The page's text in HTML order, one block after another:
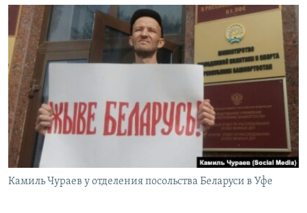
поиску
СЕВЕР.РЕАЛИИ
СИБИРЬ.РЕАЛИИ
РАСПИСАНИЕ ВЕЩАНИЯ
ПОДПИШИТЕСЬ НА РАССЫЛКУ
СОЦИАЛЬНЫЕ СЕТИ
Камиль Чураев у отделения посольства Беларуси в Уфе